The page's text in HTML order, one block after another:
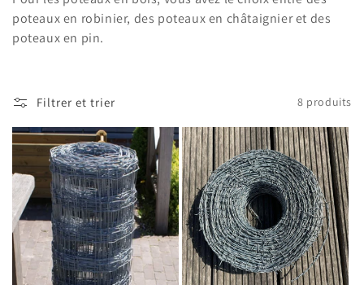
i
o
:
poteaux en robinier, des poteaux en châtaignier et des
poteaux en pin.
Filtrer et trier 8 produits